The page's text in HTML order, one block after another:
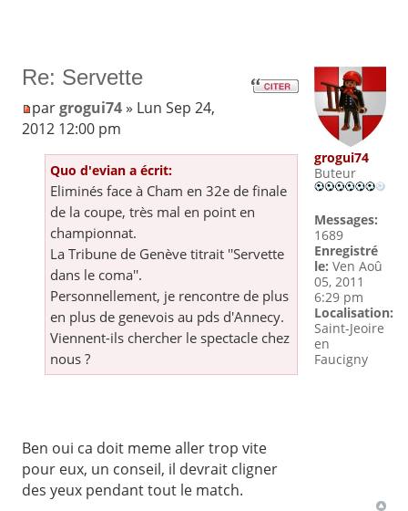
Re: Servette
pargrogui74» Lun Sep 24,
2012 12:00 pm
Quo d'evian a écrit:
Eliminés face à Cham en 32e de finale
de la coupe, très mal en point en
championnat.
La Tribune de Genève titrait ''Servette
dans le coma''.
Personnellement, je rencontre de plus
en plus de genevois au pds d'Annecy.
Viennent-ils chercher le spectacle chez
nous ?
Ben oui ca doit meme aller trop vite
pour eux, un conseil, il devrait cligner
des yeux pendant tout le match.
grogui74
Buteur
Messages:
1689
Enregistré
le: Ven Aoû
05, 2011
6:29 pm
Localisation:
Saint-Jeoire
en
Faucigny